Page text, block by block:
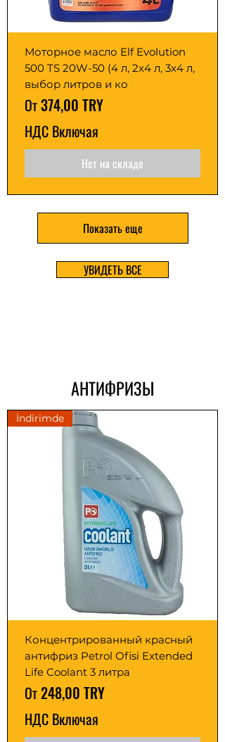
Моторное масло Elf Evolution
500 TS 20W-50 (4 л, 2x4 л, 3x4 л,
выбор литров и ко
От374,00 TRY
Цена со скидкой
НДС Включая
Нет на складе
Показать еще
УВИДЕТЬ ВСЕ
АНТИФРИЗЫ
İndirimde
Концентрированный красный
антифриз Petrol Ofisi Extended
Life Coolant 3 литра
От248,00 TRY
Цена со скидкой
НДС Включая